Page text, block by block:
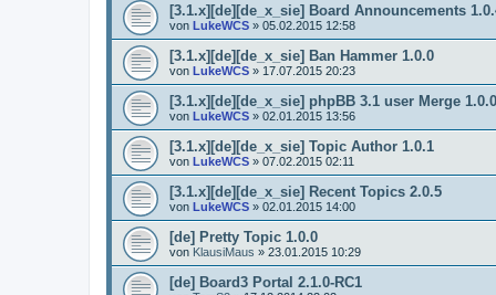
[3.1.x][de][de_x_sie] Board Announcements
von LukeWCS » 05.02.2015 12:58
[3.1.x][de][de_x_sie] Ban Hammer 1.0.0
von LukeWCS » 17.07.2015 20:23
[3.1.x][de][de_x_sie] phpBB 3.1 user Merge 1.0.0
von LukeWCS » 02.01.2015 13:56
[3.1.x][de][de_x_sie] Topic Author 1.0.1
von LukeWCS » 07.02.2015 02:11
[3.1.x][de][de_x_sie] Recent Topics 2.0.5
von LukeWCS » 02.01.2015 14:00
[de] Pretty Topic 1.0.0
von KlausiMaus » 23.01.2015 10:29
[de] Board3 Portal 2.1.0-RC1